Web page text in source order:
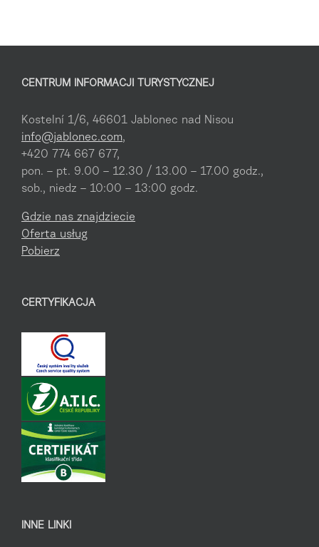
CENTRUM INFORMACJI TURYSTYCZNEJ
Kostelní 1/6, 46601 Jablonec nad Nisou
info@jablonec.com,
+420 774 667 677,
pon. – pt. 9.00 – 12.30 / 13.00 – 17.00 godz.,
sob., niedz – 10:00 – 13:00 godz.
Gdzie nas znajdziecie
Oferta usług
Pobierz
CERTYFIKACJA
INNE LINKI